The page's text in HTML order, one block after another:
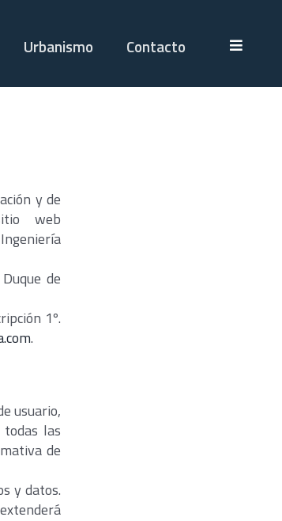
Urbanismo Contacto
y de
web
de
1º.
.
usuario,
las
de
y datos.